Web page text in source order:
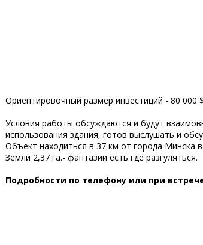
Ориентировочный размер инвестиций - 80 000 $
Условия работы обсуждаются и будут
использования здания, готов выслушать и
Объект находиться в 37 км от города Минска
Земли 2,37 га.- фантазии есть где разгуляться.
Подробности по телефону или при